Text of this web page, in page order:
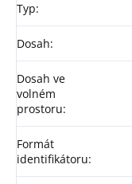
Typ:
Dosah:
Dosah ve
volném
prostoru:
Formát
identifikátoru: